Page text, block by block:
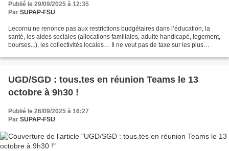
Publié le 29/09/2025 à 12:35
Par SUPAP-FSU
Lecornu ne renonce pas aux restrictions budgétaires dans l’éducation, la
santé, les aides sociales (allocations familiales, adulte handicapé, logement,
bourses...), les collectivités locales… Il ne veut pas de taxe sur les plus
UGD/SGD : tous.tes en réunion Teams le 13
octobre à 9h30 !
Publié le 26/09/2025 à 16:27
Par SUPAP-FSU